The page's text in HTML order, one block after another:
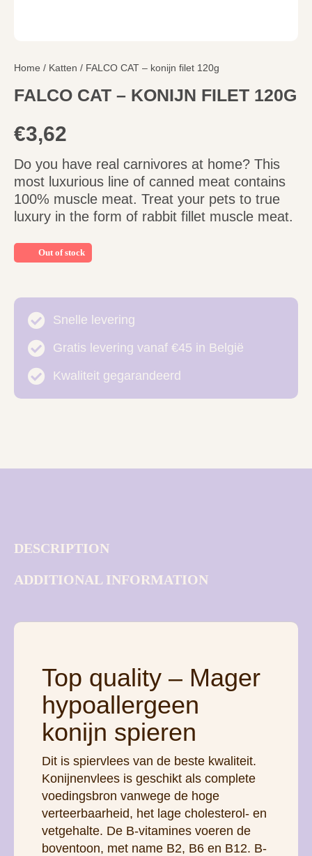
Home / Katten / FALCO CAT – konijn filet 120g
FALCO CAT – KONIJN FILET 120G
€3,62
Do you have real carnivores at home? This
most luxurious line of canned meat contains
100% muscle meat. Treat your pets to true
luxury in the form of rabbit fillet muscle meat.
Out of stock
Snelle levering
Gratis levering vanaf €45 in België
Kwaliteit gegarandeerd
DESCRIPTION
ADDITIONAL INFORMATION
Top quality – Mager
hypoallergeen
konijn spieren
Dit is spiervlees van de beste kwaliteit.
Konijnenvlees is geschikt als complete
voedingsbron vanwege de hoge
verteerbaarheid, het lage cholesterol- en
vetgehalte. De B-vitamines voeren de
boventoon, met name B2, B6 en B12. B-